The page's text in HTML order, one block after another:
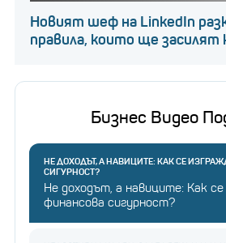
Новият шеф на LinkedIn
правила, които ще засилят
Бизнес Видео
НЕ ДОХОДЪТ, А НАВИЦИТЕ: КАК СЕ
СИГУРНОСТ?
Не доходът, а навиците: Как се
финансова сигурност?